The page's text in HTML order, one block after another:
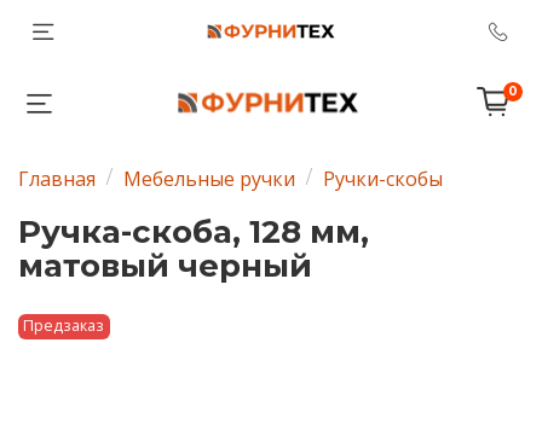
0
Главная Мебельные ручки Ручки-скобы
Ручка-скоба, 128 мм,
матовый черный
Предзаказ